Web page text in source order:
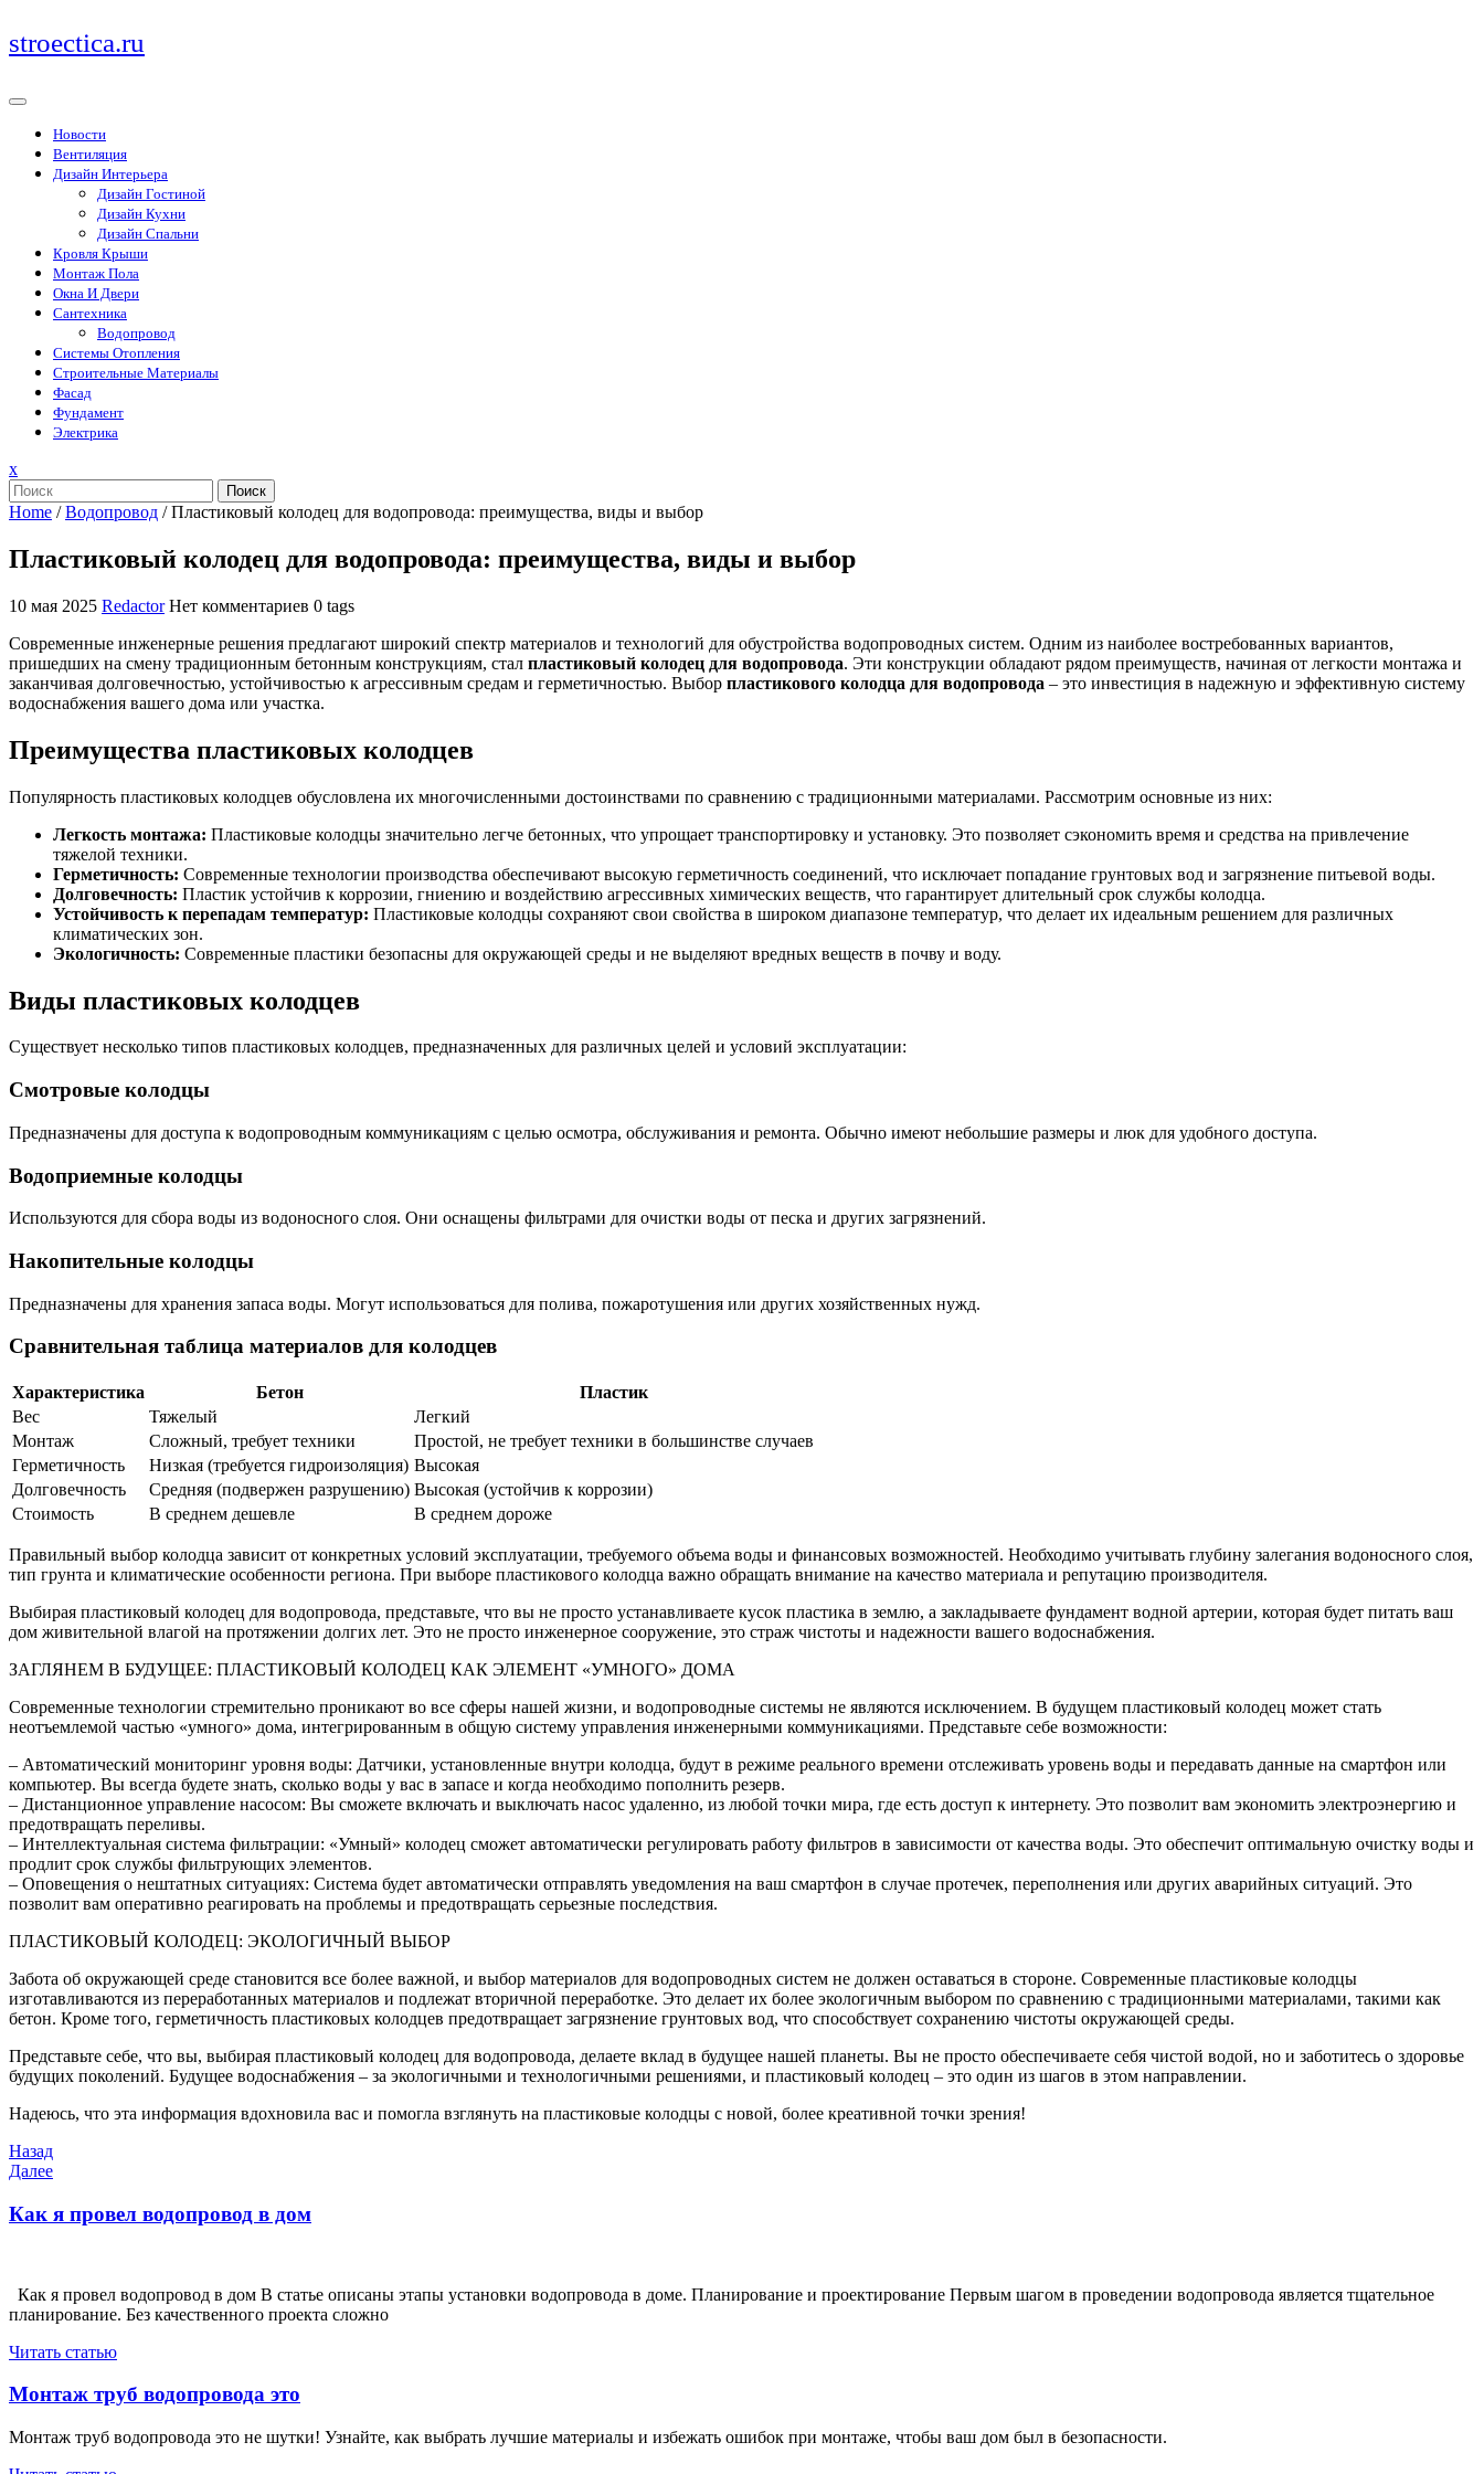
Перейти
к
stroectica.ru
Новости
Вентиляция
Дизайн Интерьера
Дизайн Гостиной
Дизайн Кухни
Дизайн Спальни
Кровля Крыши
Монтаж Пола
Окна И Двери
Сантехника
Водопровод
Системы Отопления
Строительные Материалы
Фасад
Фундамент
Электрика
xЗакрыть
меню
Поиск
Home /Водопровод /Пластиковый колодец для водопровода: преимущества, виды и выбор
Пластиковый колодец для водопровода: преимущества, виды и выбор
10 мая 2025 Redactor Нет комментариев 0 tags
Современные инженерные решения предлагают широкий спектр материалов и технологий для обустройства водопроводных систем. Одним из наиболее востребованных вариантов,
пришедших на смену традиционным бетонным конструкциям, стал пластиковый колодец для водопровода. Эти конструкции обладают рядом преимуществ, начиная от легкости монтажа и
заканчивая долговечностью, устойчивостью к агрессивным средам и герметичностью. Выбор пластикового колодца для водопровода – это инвестиция в надежную и эффективную систему
водоснабжения вашего дома или участка.
Преимущества пластиковых колодцев
Популярность пластиковых колодцев обусловлена их многочисленными достоинствами по сравнению с традиционными материалами. Рассмотрим основные из них:
Легкость монтажа: Пластиковые колодцы значительно легче бетонных, что упрощает транспортировку и установку. Это позволяет сэкономить время и средства на привлечение
тяжелой техники.
Герметичность: Современные технологии производства обеспечивают высокую герметичность соединений, что исключает попадание грунтовых вод и загрязнение питьевой воды.
Долговечность: Пластик устойчив к коррозии, гниению и воздействию агрессивных химических веществ, что гарантирует длительный срок службы колодца.
Устойчивость к перепадам температур: Пластиковые колодцы сохраняют свои свойства в широком диапазоне температур, что делает их идеальным решением для различных
климатических зон.
Экологичность: Современные пластики безопасны для окружающей среды и не выделяют вредных веществ в почву и воду.
Виды пластиковых колодцев
Существует несколько типов пластиковых колодцев, предназначенных для различных целей и условий эксплуатации:
Смотровые колодцы
Предназначены для доступа к водопроводным коммуникациям с целью осмотра, обслуживания и ремонта. Обычно имеют небольшие размеры и люк для удобного доступа.
Водоприемные колодцы
Используются для сбора воды из водоносного слоя. Они оснащены фильтрами для очистки воды от песка и других загрязнений.
Накопительные колодцы
Предназначены для хранения запаса воды. Могут использоваться для полива, пожаротушения или других хозяйственных нужд.
Сравнительная таблица материалов для колодцев
Характеристика Бетон
Пластик
Вес
Тяжелый
Легкий
Монтаж
Сложный, требует техники
Простой, не требует техники в большинстве случаев
Герметичность
Низкая (требуется гидроизоляция) Высокая
Долговечность
Средняя (подвержен разрушению) Высокая (устойчив к коррозии)
Стоимость
В среднем дешевле В среднем дороже
Правильный выбор колодца зависит от конкретных условий эксплуатации, требуемого объема воды и финансовых возможностей. Необходимо учитывать глубину залегания водоносного слоя,
тип грунта и климатические особенности региона. При выборе пластикового колодца важно обращать внимание на качество материала и репутацию производителя.
Выбирая пластиковый колодец для водопровода, представьте, что вы не просто устанавливаете кусок пластика в землю, а закладываете фундамент водной артерии, которая будет питать ваш
дом живительной влагой на протяжении долгих лет. Это не просто инженерное сооружение, это страж чистоты и надежности вашего водоснабжения.
ЗАГЛЯНЕМ В БУДУЩЕЕ: ПЛАСТИКОВЫЙ КОЛОДЕЦ КАК ЭЛЕМЕНТ «УМНОГО» ДОМА
Современные технологии стремительно проникают во все сферы нашей жизни, и водопроводные системы не являются исключением. В будущем пластиковый колодец может стать
неотъемлемой частью «умного» дома, интегрированным в общую систему управления инженерными коммуникациями. Представьте себе возможности:
– Автоматический мониторинг уровня воды: Датчики, установленные внутри колодца, будут в режиме реального времени отслеживать уровень воды и передавать данные на смартфон или
компьютер. Вы всегда будете знать, сколько воды у вас в запасе и когда необходимо пополнить резерв.
– Дистанционное управление насосом: Вы сможете включать и выключать насос удаленно, из любой точки мира, где есть доступ к интернету. Это позволит вам экономить электроэнергию и
предотвращать переливы.
– Интеллектуальная система фильтрации: «Умный» колодец сможет автоматически регулировать работу фильтров в зависимости от качества воды. Это обеспечит оптимальную очистку воды и
продлит срок службы фильтрующих элементов.
– Оповещения о нештатных ситуациях: Система будет автоматически отправлять уведомления на ваш смартфон в случае протечек, переполнения или других аварийных ситуаций. Это
позволит вам оперативно реагировать на проблемы и предотвращать серьезные последствия.
ПЛАСТИКОВЫЙ КОЛОДЕЦ: ЭКОЛОГИЧНЫЙ ВЫБОР
Забота об окружающей среде становится все более важной, и выбор материалов для водопроводных систем не должен оставаться в стороне. Современные пластиковые колодцы
изготавливаются из переработанных материалов и подлежат вторичной переработке. Это делает их более экологичным выбором по сравнению с традиционными материалами, такими как
бетон. Кроме того, герметичность пластиковых колодцев предотвращает загрязнение грунтовых вод, что способствует сохранению чистоты окружающей среды.
Представьте себе, что вы, выбирая пластиковый колодец для водопровода, делаете вклад в будущее нашей планеты. Вы не просто обеспечиваете себя чистой водой, но и заботитесь о здоровье
будущих поколений. Будущее водоснабжения – за экологичными и технологичными решениями, и пластиковый колодец – это один из шагов в этом направлении.
Надеюсь, что эта информация вдохновила вас и помогла взглянуть на пластиковые колодцы с новой, более креативной точки зрения!
Навигация
по
записям
Предыдущая
запись
Назад
Следующая
Далее
Как я провел водопровод в дом
Как я провел водопровод в дом В статье описаны этапы установки водопровода в доме. Планирование и проектирование Первым шагом в проведении водопровода является тщательное
планирование. Без качественного проекта сложно
Читать статью
Монтаж труб водопровода это
Монтаж труб водопровода это не шутки! Узнайте, как выбрать лучшие материалы и избежать ошибок при монтаже, чтобы ваш дом был в безопасности.